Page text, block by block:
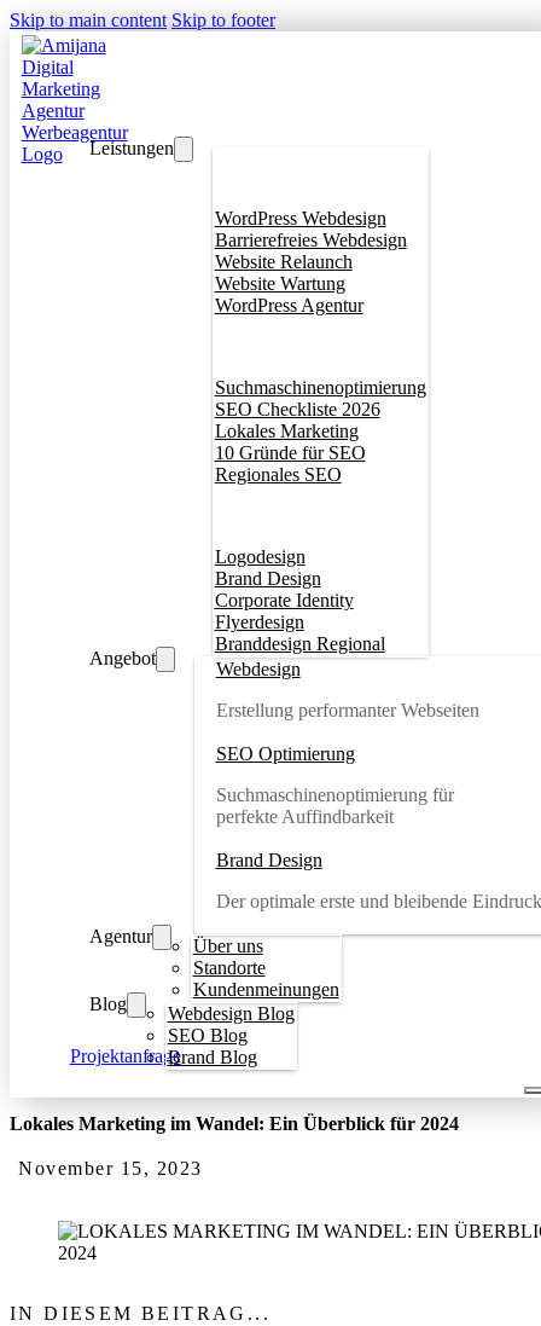
Skip to main content Skip to footer
Leistungen
WordPress Webdesign
Barrierefreies Webdesign
Website Relaunch
Website Wartung
WordPress Agentur
Suchmaschinenoptimierung
SEO Checkliste 2026
Lokales Marketing
10 Gründe für SEO
Regionales SEO
Logodesign
Brand Design
Corporate Identity
Flyerdesign
Branddesign Regional
Angebot
Webdesign
Erstellung performanter Webseiten
SEO Optimierung
Suchmaschinenoptimierung für
perfekte Auffindbarkeit
Brand Design
Der optimale erste und bleibende Eindruck
Agentur
Über uns
Standorte
Kundenmeinungen
Blog
Webdesign Blog
SEO Blog
Brand Blog
Projektanfrage
Lokales Marketing im Wandel: Ein Überblick für 2024
November 15, 2023
IN DIESEM BEITRAG...